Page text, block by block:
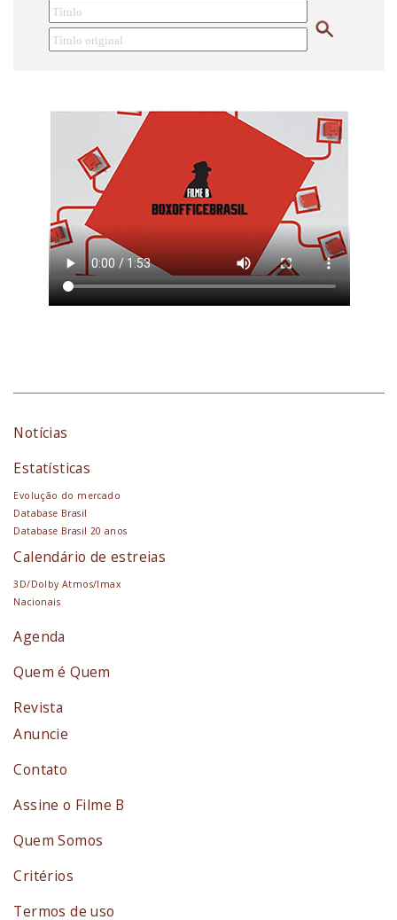
Notícias
Estatísticas
Evolução do mercado
Database Brasil
Database Brasil 20 anos
Calendário de estreias
3D/Dolby Atmos/Imax
Nacionais
Agenda
Quem é Quem
Revista
Anuncie
Contato
Assine o Filme B
Quem Somos
Critérios
Termos de uso